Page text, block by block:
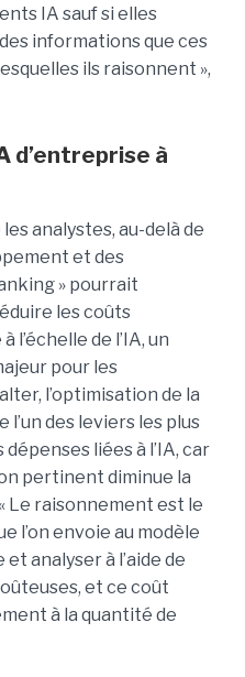
IA sauf si elles
informations que ces
ils raisonnent »,
d’entreprise à
analystes, au-delà de
et des
» pourrait
les coûts
l’échelle de l’IA, un
pour les
l’optimisation de la
l’un des leviers les plus
liées à l’IA, car
pertinent diminue la
Le raisonnement est le
l’on envoie au modèle
analyser à l’aide de
et ce coût
à la quantité de